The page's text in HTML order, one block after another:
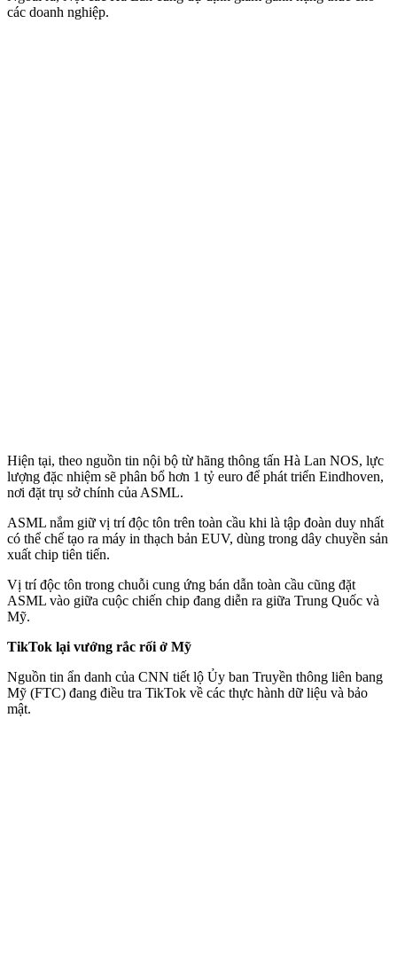
các doanh nghiệp.
Hiện tại, theo nguồn tin nội bộ từ hãng thông tấn Hà Lan NOS, lực
lượng đặc nhiệm sẽ phân bổ hơn 1 tỷ euro để phát triển Eindhoven,
nơi đặt trụ sở chính của ASML.
ASML nắm giữ vị trí độc tôn trên toàn cầu khi là tập đoàn duy nhất
có thể chế tạo ra máy in thạch bản EUV, dùng trong dây chuyền sản
xuất chip tiên tiến.
Vị trí độc tôn trong chuỗi cung ứng bán dẫn toàn cầu cũng đặt
ASML vào giữa cuộc chiến chip đang diễn ra giữa Trung Quốc và
Mỹ.
TikTok lại vướng rắc rối ở Mỹ
Nguồn tin ẩn danh của CNN tiết lộ Ủy ban Truyền thông liên bang
Mỹ (FTC) đang điều tra TikTok về các thực hành dữ liệu và bảo
mật.